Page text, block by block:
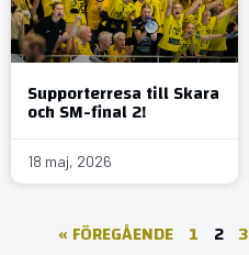
Supporterresa till Skara
och SM-final 2!
18 maj, 2026
« FÖREGÅENDE 1 2 3